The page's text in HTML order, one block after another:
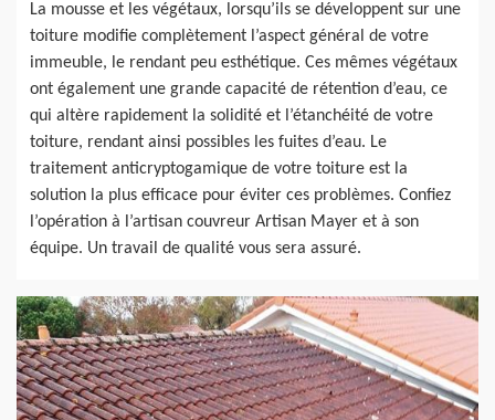
La mousse et les végétaux, lorsqu’ils se développent sur une
toiture modifie complètement l’aspect général de votre
immeuble, le rendant peu esthétique. Ces mêmes végétaux
ont également une grande capacité de rétention d’eau, ce
qui altère rapidement la solidité et l’étanchéité de votre
toiture, rendant ainsi possibles les fuites d’eau. Le
traitement anticryptogamique de votre toiture est la
solution la plus efficace pour éviter ces problèmes. Confiez
l’opération à l’artisan couvreur Artisan Mayer et à son
équipe. Un travail de qualité vous sera assuré.